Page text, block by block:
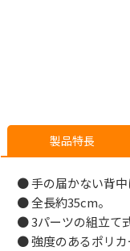
製品特長
● 手の届かない背中
● 全長約35cm。
● 3パーツの組立て
● 強度のあるポリカ